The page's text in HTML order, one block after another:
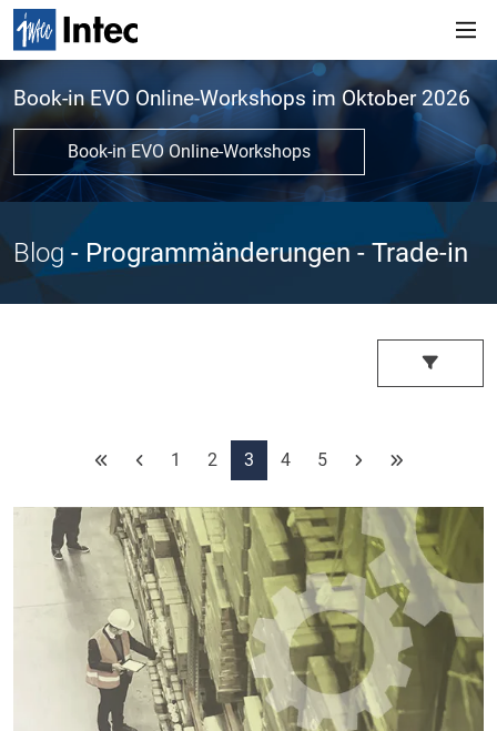
Book-in EVO Online-Workshops im Oktober 2026
Book-in EVO Online-Workshops
Blog - Programmänderungen- Trade-in
1 2 3 4 5